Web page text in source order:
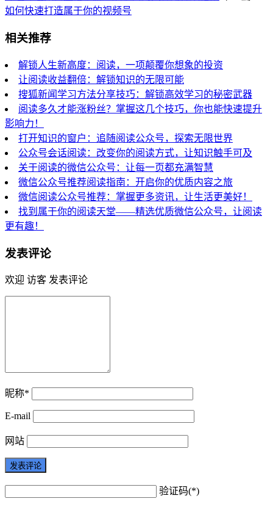
如何快速打造属于你的视频号
相关推荐
解锁人生新高度：阅读，一项颠覆你想象的投资
让阅读收益翻倍：解锁知识的无限可能
搜狐新闻学习方法分享技巧：解锁高效学习的秘密武器
阅读多久才能涨粉丝？掌握这几个技巧，你也能快速提升
影响力！
打开知识的窗户：追随阅读公众号，探索无限世界
公众号会话阅读：改变你的阅读方式，让知识触手可及
关于阅读的微信公众号：让每一页都充满智慧
微信公众号推荐阅读指南：开启你的优质内容之旅
微信阅读公众号推荐：掌握更多资讯，让生活更美好！
找到属于你的阅读天堂——精选优质微信公众号，让阅读
更有趣！
发表评论
欢迎 访客 发表评论
昵称*
E-mail
网站
验证码(*)